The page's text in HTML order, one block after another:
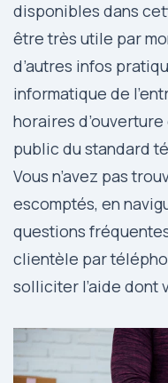
disponibles dans
être très utile par
d’autres infos
informatique de
horaires d’ouverture
public du standard
Vous n’avez pas
escomptés, en
questions
clientèle par
solliciter l’aide dont